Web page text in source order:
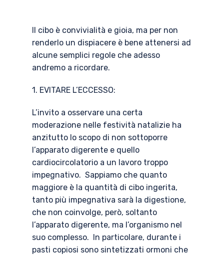
Il cibo è convivialità e gioia, ma per non
renderlo un dispiacere è bene attenersi ad
alcune semplici regole che adesso
andremo a ricordare.
1. EVITARE L’ECCESSO:
L’invito a osservare una certa
moderazione nelle festività natalizie ha
anzitutto lo scopo di non sottoporre
l’apparato digerente e quello
cardiocircolatorio a un lavoro troppo
impegnativo. Sappiamo che quanto
maggiore è la quantità di cibo ingerita,
tanto più impegnativa sarà la digestione,
che non coinvolge, però, soltanto
l’apparato digerente, ma l’organismo nel
suo complesso. In particolare, durante i
pasti copiosi sono sintetizzati ormoni che